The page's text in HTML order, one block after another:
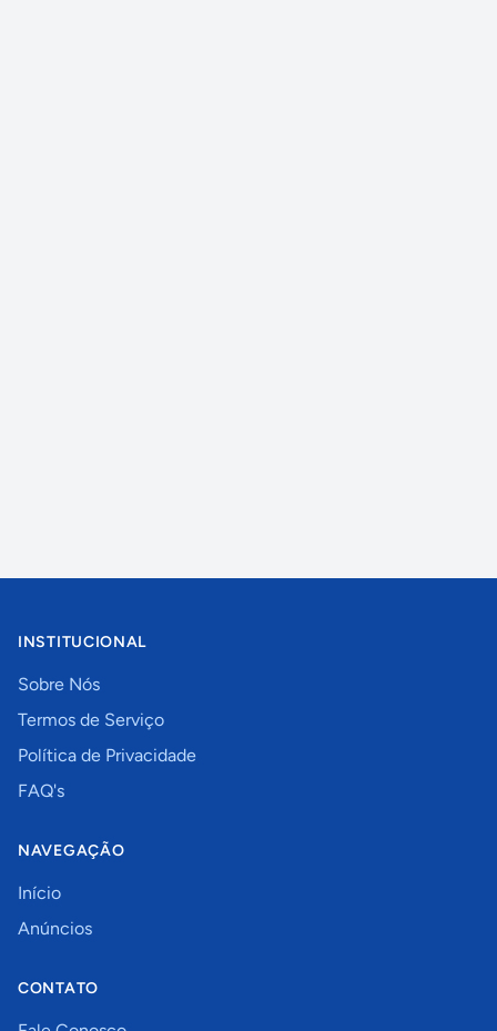
INSTITUCIONAL
Sobre Nós
Termos de Serviço
Política de Privacidade
FAQ's
NAVEGAÇÃO
Início
Anúncios
CONTATO